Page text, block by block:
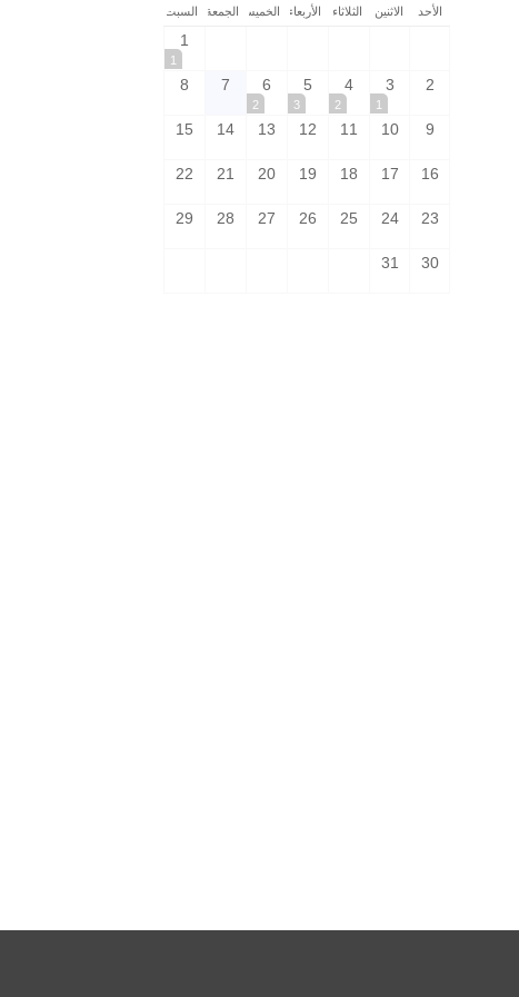
الأحد الاثنين الثلاثاء الأربعاء الخميس الجمعة السبت
1
1
2
3
1
4
2
5
3
6
2
7
8
9
10
11
12
13
14
15
16
17
18
19
20
21
22
23
24
25
26
27
28
29
30
31